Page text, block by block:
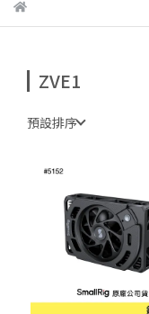
ZVE1
預設排序